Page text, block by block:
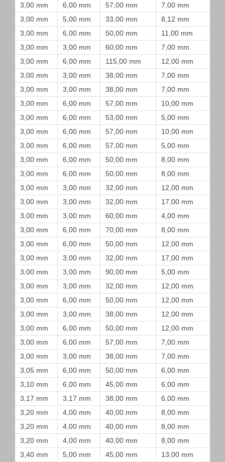
3,00 mm
6,00 mm 57,00 mm
7,00 mm
3,00 mm
5,00 mm 33,00 mm
8,12 mm
3,00 mm
6,00 mm 50,00 mm
11,00 mm
3,00 mm
3,00 mm 60,00 mm
7,00 mm
3,00 mm
6,00 mm 115,00 mm
12,00 mm
3,00 mm
3,00 mm 38,00 mm
7,00 mm
3,00 mm
3,00 mm 38,00 mm
7,00 mm
3,00 mm
6,00 mm 57,00 mm
10,00 mm
3,00 mm
6,00 mm 53,00 mm
5,00 mm
3,00 mm
6,00 mm 57,00 mm
10,00 mm
3,00 mm
6,00 mm 57,00 mm
5,00 mm
3,00 mm
6,00 mm 50,00 mm
8,00 mm
3,00 mm
6,00 mm 50,00 mm
8,00 mm
3,00 mm
3,00 mm 32,00 mm
12,00 mm
3,00 mm
3,00 mm 32,00 mm
17,00 mm
3,00 mm
3,00 mm 60,00 mm
4,00 mm
3,00 mm
6,00 mm 70,00 mm
8,00 mm
3,00 mm
6,00 mm 50,00 mm
12,00 mm
3,00 mm
3,00 mm 32,00 mm
17,00 mm
3,00 mm
3,00 mm 90,00 mm
5,00 mm
3,00 mm
3,00 mm 32,00 mm
12,00 mm
3,00 mm
6,00 mm 50,00 mm
12,00 mm
3,00 mm
3,00 mm 38,00 mm
12,00 mm
3,00 mm
6,00 mm 50,00 mm
12,00 mm
3,00 mm
6,00 mm 57,00 mm
7,00 mm
3,00 mm
3,00 mm 38,00 mm
7,00 mm
3,05 mm
6,00 mm 50,00 mm
6,00 mm
3,10 mm
6,00 mm 45,00 mm
6,00 mm
3,17 mm
3,17 mm 38,00 mm
6,00 mm
3,20 mm
4,00 mm 40,00 mm
8,00 mm
3,20 mm
4,00 mm 40,00 mm
8,00 mm
3,20 mm
4,00 mm 40,00 mm
8,00 mm
3,40 mm
5,00 mm 45,00 mm 13,00 mm